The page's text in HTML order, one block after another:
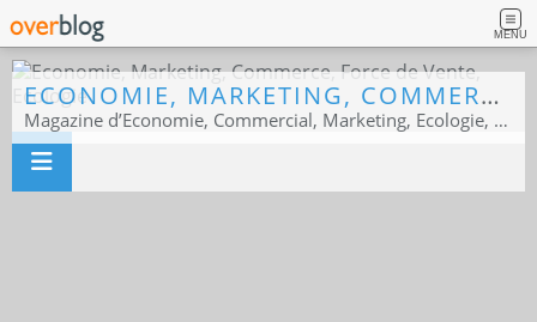
MENU
ECONOMIE, MARKETING, COMMERCE, FORCE DE VENTE, ECOLOGIE
Magazine d’Economie, Commercial, Marketing, Ecologie, Sport business